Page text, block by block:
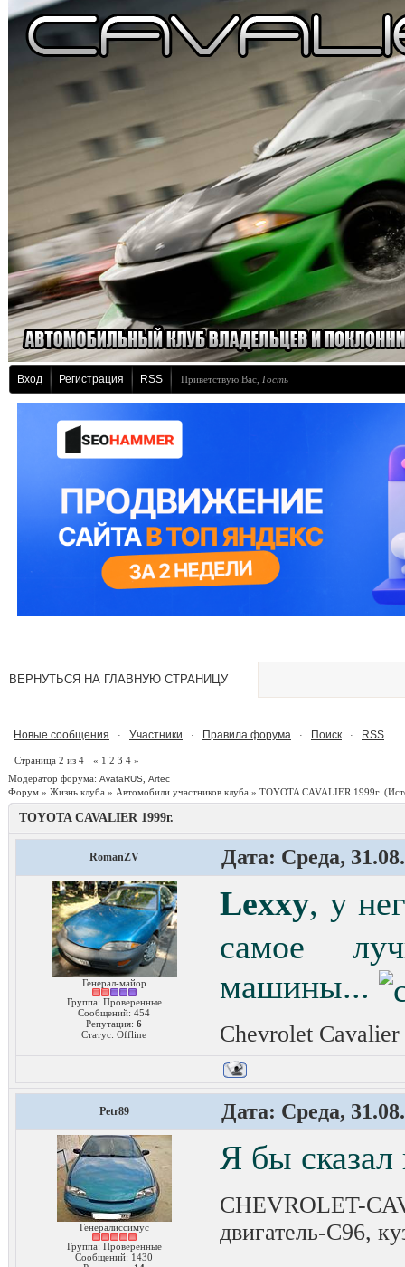
Вход Регистрация RSS Приветствую Вас Гость
ВЕРНУТЬСЯ НА ГЛАВНУЮ СТРАНИЦУ
Новые сообщения · Участники · Правила форума · Поиск · RSS
Страница 2 из 4 « 1 2 3 4 »
Модератор форума: AvataRUS Artec
Форум » Жизнь клуба » Автомобили участников клуба » TOYOTA CAVALIER 1999г.
TOYOTA CAVALIER 1999г.
RomanZV Дата: Среда,
Генерал-майор
Группа: Проверенные
Сообщений: 454
Репутация: 6
Статус: Offline
Lexxy, у
самое
машины...
Chevrolet
Petr89 Дата: Среда,
Генералиссимус
Группа: Проверенные
Сообщений: 1430
Я бы
CHEVROLET-
двигатель-C96,